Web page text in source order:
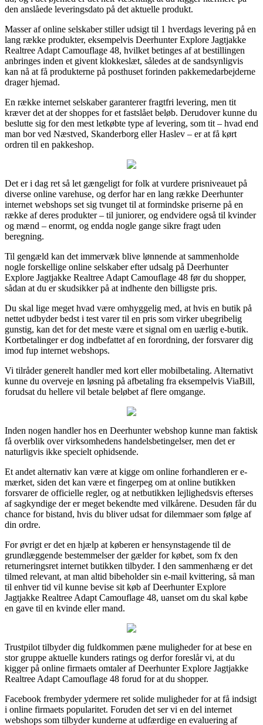
den anslåede leveringsdato på det aktuelle produkt.
Masser af online selskaber stiller udsigt til 1 hverdags levering på en
lang række produkter, eksempelvis Deerhunter Explore Jagtjakke
Realtree Adapt Camouflage 48, hvilket betinges af at bestillingen
anbringes inden et givent klokkeslæt, således at de sandsynligvis
kan nå at få produkterne på posthuset forinden pakkemedarbejderne
drager hjemad.
En række internet selskaber garanterer fragtfri levering, men tit
kræver det at der shoppes for et fastslået beløb. Derudover kunne du
beslutte sig for den mest letkøbte type af levering, som tit – hvad end
man bor ved Næstved, Skanderborg eller Haslev – er at få kørt
ordren til en pakkeshop.
Det er i dag ret så let gængeligt for folk at vurdere prisniveauet på
diverse online varehuse, og derfor har en lang række Deerhunter
internet webshops set sig tvunget til at formindske priserne på en
række af deres produkter – til juniorer, og endvidere også til kvinder
og mænd – enormt, og endda nogle gange sikre fragt uden
beregning.
Til gengæld kan det immervæk blive lønnende at sammenholde
nogle forskellige online selskaber efter udsalg på Deerhunter
Explore Jagtjakke Realtree Adapt Camouflage 48 før du shopper,
sådan at du er skudsikker på at indhente den billigste pris.
Du skal lige meget hvad være omhyggelig med, at hvis en butik på
nettet udbyder bedst i test varer til en pris som virker ubegribelig
gunstig, kan det for det meste være et signal om en uærlig e-butik.
Kortbetalinger er dog indbefattet af en forordning, der forsvarer dig
imod fup internet webshops.
Vi tilråder generelt handler med kort eller mobilbetaling. Alternativt
kunne du overveje en løsning på afbetaling fra eksempelvis ViaBill,
forudsat du hellere vil betale beløbet af flere omgange.
Inden nogen handler hos en Deerhunter webshop kunne man faktisk
få overblik over virksomhedens handelsbetingelser, men det er
naturligvis ikke specielt ophidsende.
Et andet alternativ kan være at kigge om online forhandleren er e-
mærket, siden det kan være et fingerpeg om at online butikken
forsvarer de officielle regler, og at netbutikken lejlighedsvis efterses
af sagkyndige der er meget bekendte med vilkårene. Desuden får du
chance for bistand, hvis du bliver udsat for dilemmaer som følge af
din ordre.
For øvrigt er det en hjælp at køberen er hensynstagende til de
grundlæggende bestemmelser der gælder for købet, som fx den
returneringsret internet butikken tilbyder. I den sammenhæng er det
tilmed relevant, at man altid bibeholder sin e-mail kvittering, så man
til enhver tid vil kunne bevise sit køb af Deerhunter Explore
Jagtjakke Realtree Adapt Camouflage 48, uanset om du skal købe
en gave til en kvinde eller mand.
Trustpilot tilbyder dig fuldkommen pæne muligheder for at bese en
stor gruppe aktuelle kunders ratings og derfor foreslår vi, at du
kigger på online firmaets omtaler af Deerhunter Explore Jagtjakke
Realtree Adapt Camouflage 48 forud for at du shopper.
Facebook frembyder ydermere ret solide muligheder for at få indsigt
i online firmaets popularitet. Foruden det ser vi en del internet
webshops som tilbyder kunderne at udfærdige en evaluering af